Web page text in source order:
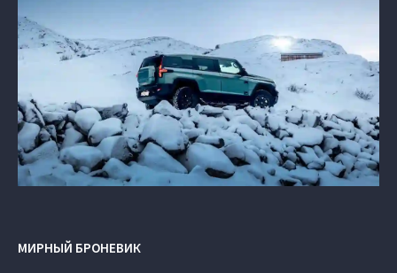
МИРНЫЙ БРОНЕВИК